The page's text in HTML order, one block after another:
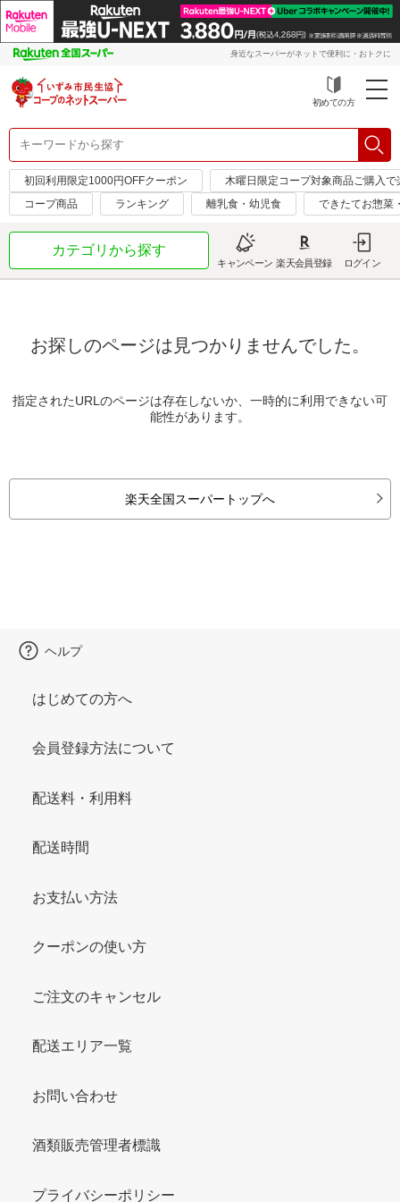
身近なスーパーがネットで便利に・おトクに
初めての方
初回利用限定1000円OFFクーポン
木曜日限定コープ対象商品ご購入
コープ商品
ランキング 離乳食・幼児食 できたてお惣菜
カテゴリから探す
キャンペーン 楽天会員登録 ログイン
お探しのページは見つかりませんでした。
指定されたURLのページは存在しないか、一時的に利用できない可
能性があります。
楽天全国スーパートップへ
ヘルプ
はじめての方へ
会員登録方法について
配送料・利用料
配送時間
お支払い方法
クーポンの使い方
ご注文のキャンセル
配送エリア一覧
お問い合わせ
酒類販売管理者標識
プライバシーポリシー